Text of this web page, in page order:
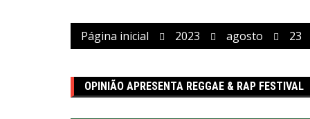
Página inicial 2023 agosto 23
OPINIÃO APRESENTA REGGAE & RAP FESTIVAL